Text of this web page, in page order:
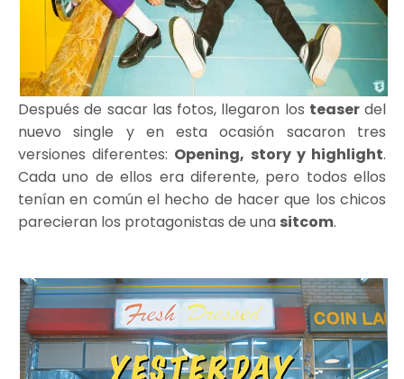
Después de sacar las fotos, llegaron los teaserdel
nuevo single y en esta ocasión sacaron tres
versiones diferentes: Opening, story y highlight.
Cada uno de ellos era diferente, pero todos ellos
tenían en común el hecho de hacer que los chicos
parecieran los protagonistas de una sitcom.